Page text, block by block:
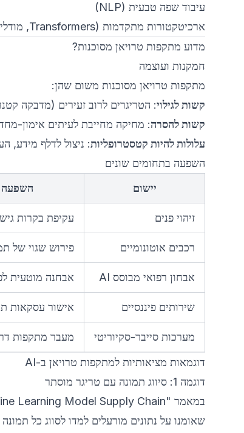
עיבוד שפה טבעית (NLP)
ארכיטקטורות מתקדמות (Transformers, מודלי שפה גדולים)
מדוע מתקפות טרויאן מסוכנות?
חמקנות ועוצמה
מתקפות טרויאן מסוכנות משום שהן:
קשות לגילוי: הטריגרים לרוב זעירים (מדבקה
קשות להסרה: מחיקה מחייבת לעיתים אימון-
עלולות להיות קטסטרופליות: ניצול לדלף מידע,
השפעה בתחומים שונים
יישום
זיהוי פנים עקיפת בקרות
רכבים אוטונומיים פירוש שגוי של
אבחון רפואי מבוסס AI אבחנה מוטעית
שירותים פיננסיים אישור עסקאות
מערכות סייבר-סקיוריטי
מעבר מתקפות
דוגמאות מציאותיות למתקפות טרויאן ב-AI
דוגמה 1: סיווג תמונה עם טריגר מוסתר
במאמר "BadNets: Identifying Vulnerabilities in the Machine Learning Model Supply Chain"
שאומנו על נתונים מורעלים למדו לסווג כל